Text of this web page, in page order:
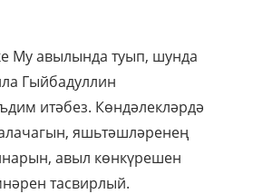
Му авылында туып, шунда
Гыйбадуллин
итәбез. Көндәлекләрдә
яшьтәшләренең
авыл көнкүрешен
тасвирлый.